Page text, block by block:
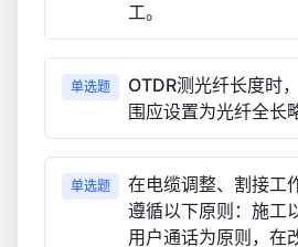
工。
单选题
OTDR测光纤长度时
围应设置为光纤全长
单选题
在电缆调整、割接工
遵循以下原则：施工
用户通话为原则，在